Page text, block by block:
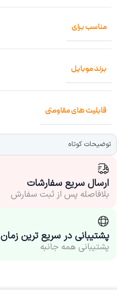
مناسب برای
برند موبایل
قابلیت های مقاومتی
توضیحات کوتاه
ارسال سریع سفارشات
بلافاصله پس از ثبت سفارش
پشتیبانی در سریع ترین زمان
پشتیبانی همه جانبه